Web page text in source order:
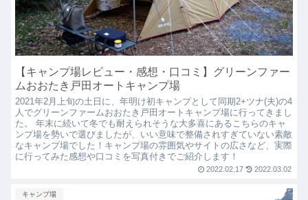
【キャンプ場レビュー・感想・口コミ】グリーンファー
ムおおたき戸田オートキャンプ場
2021年2月上旬の土日に、年明け初キャンプとして同期2+ツナ(夫)の4
人でグリーンファームおおたき戸田オートキャンプ場に行ってきまし
た。 年末に続いて冬でも耐えられそうな大多喜にあるこちらのキャ
ンプ場を勢いで選びましたが、いい意味で整備されすぎていない素敵
なキャンプ場でした！キャンプ場の雰囲気やサイトの広さなど、実際
に行ってみた感想や口コミを写真付きでご紹介します！
2022.02.17 2022.03.02
キャンプ場